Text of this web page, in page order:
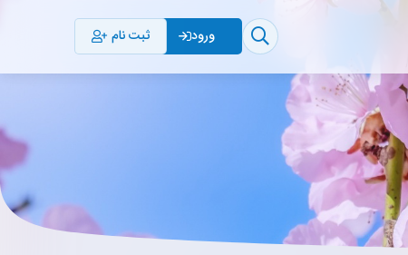
ورود ثبت نام